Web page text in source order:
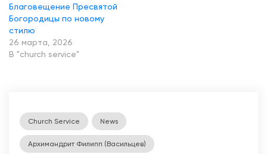
Благовещение Пресвятой
Богородицы по новому
стилю
26 марта, 2026
В "church service"
Church Service News
Архимандрит Филипп (Васильцев)